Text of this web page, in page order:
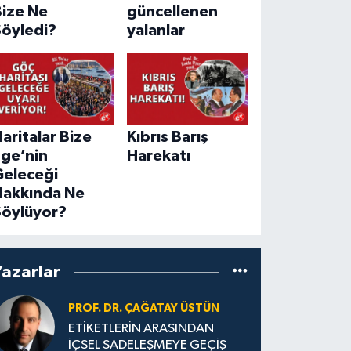
Ne
güncellenen
yalanlar
Bize
Ne
Kıbrıs Barış
Harekatı
PROF. DR. ÇAĞATAY ÜSTÜN
ETİKETLERİN ARASINDAN
İÇSEL SADELEŞMEYE GEÇİŞ